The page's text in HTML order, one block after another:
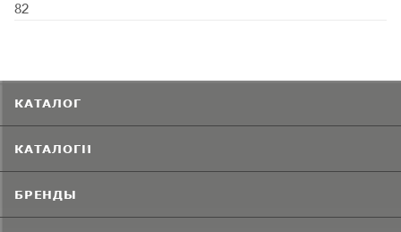
82
КАТАЛОГ
КАТАЛОГИ
БРЕНДЫ